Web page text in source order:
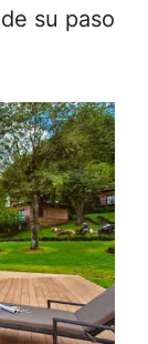
su paso